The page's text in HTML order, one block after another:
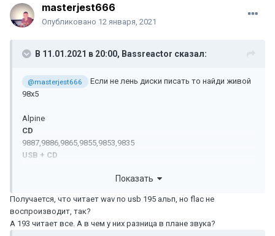
masterjest666
Опубликовано 12 января, 2021
В 11.01.2021 в 20:00, Bassreactor сказал:
@masterjest666
Если не лень диски писать то найди живой
98x5
Alpine
CD
9887,9886,9865,9855,9853,9835
USB + CD
USB + FLAC
92BT
Показать
Получается, что читает wav по usb 195 альп, но flac не
воспроизводит, так?
А 193 читает все. А в чем у них разница в плане звука?